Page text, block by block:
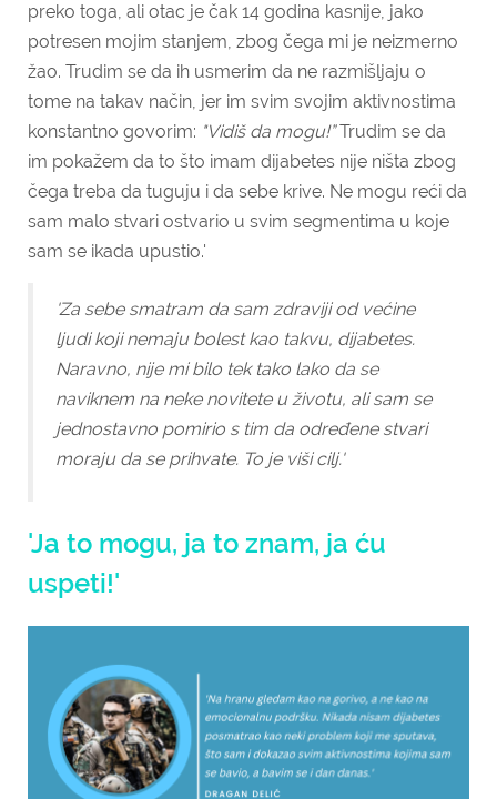
preko toga, ali otac je čak 14 godina kasnije, jako
potresen mojim stanjem, zbog čega mi je neizmerno
žao. Trudim se da ih usmerim da ne razmišljaju o
tome na takav način, jer im svim svojim aktivnostima
konstantno govorim: "Vidiš da mogu!” Trudim se da
im pokažem da to što imam dijabetes nije ništa zbog
čega treba da tuguju i da sebe krive. Ne mogu reći da
sam malo stvari ostvario u svim segmentima u koje
sam se ikada upustio.'
'Za sebe smatram da sam zdraviji od većine
ljudi koji nemaju bolest kao takvu, dijabetes.
Naravno, nije mi bilo tek tako lako da se
naviknem na neke novitete u životu, ali sam se
jednostavno pomirio s tim da određene stvari
moraju da se prihvate. To je viši cilj.'
'Ja to mogu, ja to znam, ja ću
uspeti!'